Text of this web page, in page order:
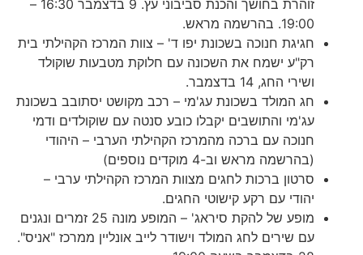
זוהרת בחושך והכנת סביבוני עץ. 9 בדצמבר 16:30 –
19:00. בהרשמה מראש.
חגיגת חנוכה בשכונת יפו ד' – צוות המרכז הקהילתי בית
רק"ע ישמח את השכונה עם חלוקת מטבעות שוקולד
ושירי החג, 14 בדצמבר.
חג המולד בשכונת עג'מי – רכב מקושט יסתובב בשכונת
עג'מי והתושבים יקבלו כובע סנטה עם שוקולדים ודמי
חנוכה עם ברכה מהמרכז הקהילתי הערבי – היהודי
(בהרשמה מראש וב-4 מוקדים נוספים)
סרטון ברכות לחגים מצוות המרכז הקהילתי ערבי –
יהודי עם רקע קישוטי החגים.
מופע של להקת סיראג' – המופע מונה 25 זמרים ונגנים
עם שירים לחג המולד וישודר לייב אונליין ממרכז "אניס".